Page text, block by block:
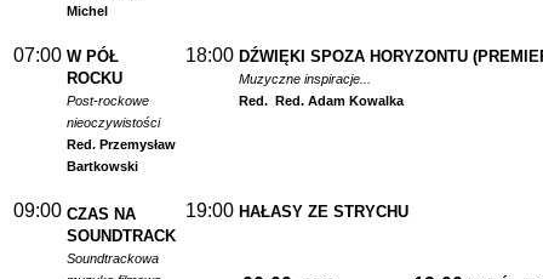
Michel
07:00 W PÓŁ
ROCKU
Post-rockowe
nieoczywistości
Red. Przemysław
Bartkowski
18:00 DŹWIĘKI SPOZA HORYZONTU
Muzyczne inspiracje...
Red. Red. Adam Kowalka
09:00 CZAS NA
SOUNDTRACK
Soundtrackowa
19:00 HAŁASY ZE STRYCHU